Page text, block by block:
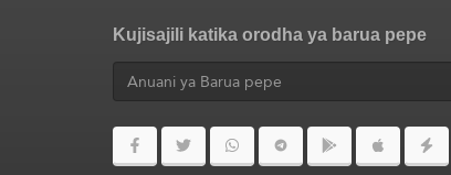
Kujisajili katika orodha ya barua pepe